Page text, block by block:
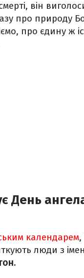
він
про природу
про єдину ж
День
календарем,
люди з